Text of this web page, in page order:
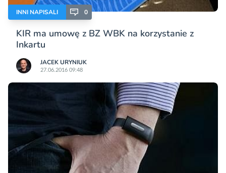
INNI NAPISALI 0
KIR ma umowę z BZ WBK na korzystanie z
Inkartu
JACEK URYNIUK
27.06.2016 09:48